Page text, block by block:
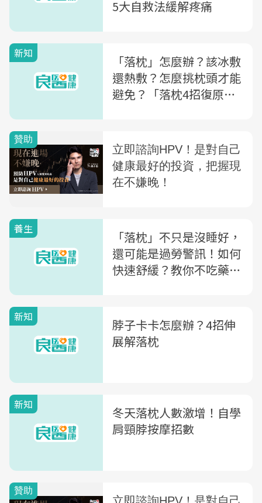
5大自救法緩解疼痛
新知
「落枕」怎麼辦？該冰敷
還熱敷？怎麼挑枕頭才能
避免？「落枕4招復原
養生
「落枕」不只是沒睡好，
還可能是過勞警訊！如何
快速舒緩？教你不吃藥不
新知
脖子卡卡怎麼辦？4招伸
展解落枕
新知
冬天落枕人數激增！自學
肩頸脖按摩招數